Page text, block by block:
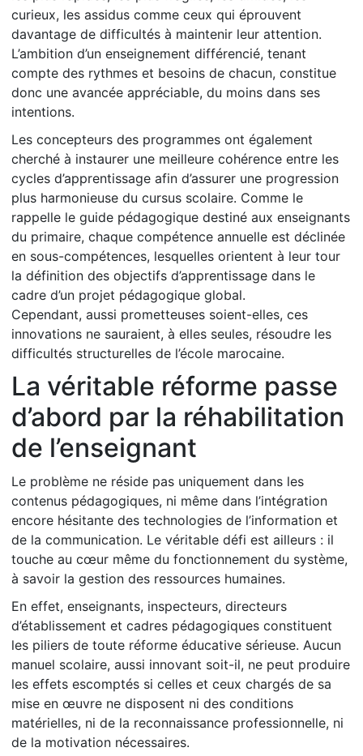
curieux, les assidus comme ceux qui éprouvent
davantage de difficultés à maintenir leur attention.
L’ambition d’un enseignement différencié, tenant
compte des rythmes et besoins de chacun, constitue
donc une avancée appréciable, du moins dans ses
intentions.
Les concepteurs des programmes ont également
cherché à instaurer une meilleure cohérence entre les
cycles d’apprentissage afin d’assurer une progression
plus harmonieuse du cursus scolaire. Comme le
rappelle le guide pédagogique destiné aux enseignants
du primaire, chaque compétence annuelle est déclinée
en sous-compétences, lesquelles orientent à leur tour
la définition des objectifs d’apprentissage dans le
cadre d’un projet pédagogique global.
Cependant, aussi prometteuses soient-elles, ces
innovations ne sauraient, à elles seules, résoudre les
difficultés structurelles de l’école marocaine.
La véritable réforme passe
d’abord par la réhabilitation
de l’enseignant
Le problème ne réside pas uniquement dans les
contenus pédagogiques, ni même dans l’intégration
encore hésitante des technologies de l’information et
de la communication. Le véritable défi est ailleurs : il
touche au cœur même du fonctionnement du système,
à savoir la gestion des ressources humaines.
En effet, enseignants, inspecteurs, directeurs
d’établissement et cadres pédagogiques constituent
les piliers de toute réforme éducative sérieuse. Aucun
manuel scolaire, aussi innovant soit-il, ne peut produire
les effets escomptés si celles et ceux chargés de sa
mise en œuvre ne disposent ni des conditions
matérielles, ni de la reconnaissance professionnelle, ni
de la motivation nécessaires.